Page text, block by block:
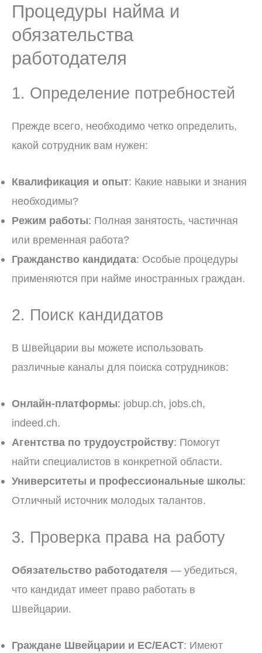
Процедуры найма и
обязательства
работодателя
1. Определение потребностей
Прежде всего, необходимо четко определить,
какой сотрудник вам нужен:
Квалификация и опыт: Какие навыки и знания
необходимы?
Режим работы: Полная занятость, частичная
или временная работа?
Гражданство кандидата: Особые процедуры
применяются при найме иностранных граждан.
2. Поиск кандидатов
В Швейцарии вы можете использовать
различные каналы для поиска сотрудников:
Онлайн-платформы: jobup.ch, jobs.ch,
indeed.ch.
Агентства по трудоустройству: Помогут
найти специалистов в конкретной области.
Университеты и профессиональные школы:
Отличный источник молодых талантов.
3. Проверка права на работу
Обязательство работодателя — убедиться,
что кандидат имеет право работать в
Швейцарии.
Граждане Швейцарии и ЕС/ЕАСТ: Имеют